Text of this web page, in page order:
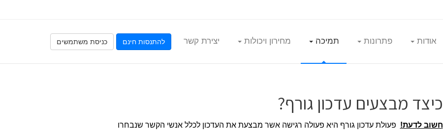
להתנסות חינם כניסת משתמשים יצירת קשר מחירון ויכולות תמיכה פתרונות אודות
כיצד מבצעים עדכון גורף?
חשוב לדעת! פעולת עדכון גורף היא פעולה רגישה אשר מבצעת את העדכון לכלל אנשי הקשר שנבחרו